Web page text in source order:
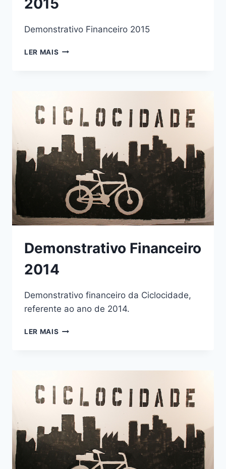
Demonstrativo Financeiro 2015
LER MAIS DEMONSTRATIVO
Demonstrativo Financeiro
2014
Demonstrativo financeiro da Ciclocidade,
referente ao ano de 2014.
LER MAIS DEMONSTRATIVO